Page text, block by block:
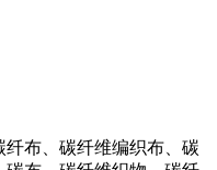
布、碳纤维编织布、碳